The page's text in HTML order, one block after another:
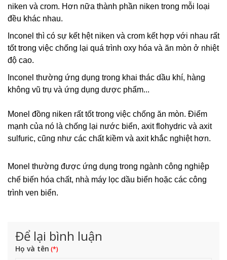
niken và crom. Hơn nữa thành phần niken trong mỗi loại
đều khác nhau.
Inconel thì có sự kết hệt niken và crom kết hợp với nhau rất
tốt trong việc chống lại quá trình oxy hóa và ăn mòn ở nhiệt
độ cao.
Inconel thường ứng dụng trong khai thác dầu khí, hàng
không vũ trụ và ứng dụng dược phẩm...
Monel đồng niken rất tốt trong việc chống ăn mòn. Điểm
mạnh của nó là chống lại nước biển, axit flohydric và axit
sulfuric, cũng như các chất kiềm và axit khắc nghiệt hơn.
Monel thường được ứng dụng trong ngành công nghiệp
chế biến hóa chất, nhà máy lọc dầu biển hoặc các công
trình ven biển.
Để lại bình luận
Họ và tên